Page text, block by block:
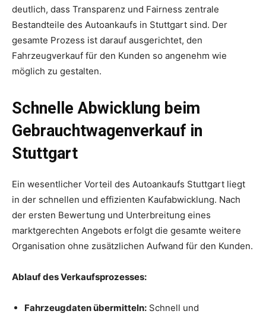
deutlich, dass Transparenz und Fairness zentrale
Bestandteile des Autoankaufs in Stuttgart sind. Der
gesamte Prozess ist darauf ausgerichtet, den
Fahrzeugverkauf für den Kunden so angenehm wie
möglich zu gestalten.
Schnelle Abwicklung beim
Gebrauchtwagenverkauf in
Stuttgart
Ein wesentlicher Vorteil des Autoankaufs Stuttgart liegt
in der schnellen und effizienten Kaufabwicklung. Nach
der ersten Bewertung und Unterbreitung eines
marktgerechten Angebots erfolgt die gesamte weitere
Organisation ohne zusätzlichen Aufwand für den Kunden.
Ablauf des Verkaufsprozesses:
Fahrzeugdaten übermitteln: Schnell und